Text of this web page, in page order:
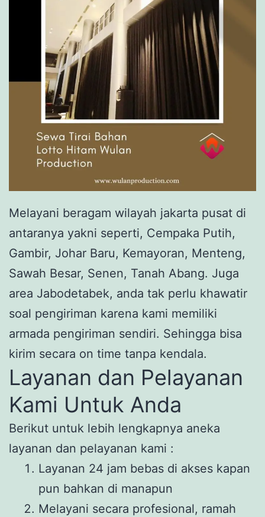
Melayani beragam wilayah jakarta pusat di
antaranya yakni seperti, Cempaka Putih,
Gambir, Johar Baru, Kemayoran, Menteng,
Sawah Besar, Senen, Tanah Abang. Juga
area Jabodetabek, anda tak perlu khawatir
soal pengiriman karena kami memiliki
armada pengiriman sendiri. Sehingga bisa
kirim secara on time tanpa kendala.
Layanan dan Pelayanan
Kami Untuk Anda
Berikut untuk lebih lengkapnya aneka
layanan dan pelayanan kami :
Layanan 24 jam bebas di akses kapan
pun bahkan di manapun
Melayani secara profesional, ramah